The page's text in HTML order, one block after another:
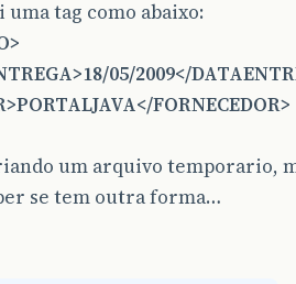
tag como abaixo:
05/2009</
FORNECEDOR>
um arquivo temporario,
se tem outra forma…